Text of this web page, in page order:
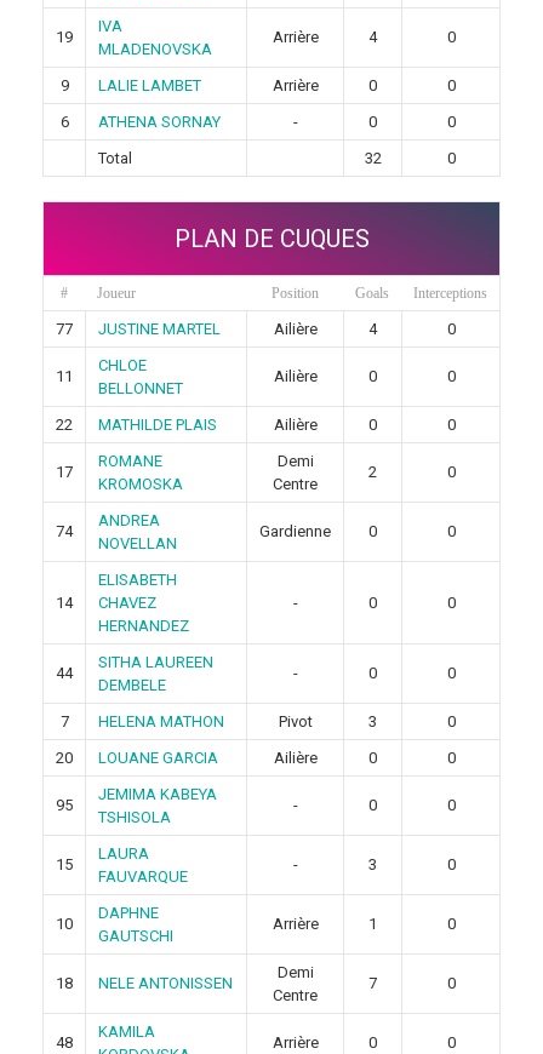
19
IVA
MLADENOVSKA
Arrière 4 0
9 LALIE LAMBET Arrière 0
0
6
ATHENA SORNAY - 0
0
Total
32 0
PLAN DE CUQUES
# Joueur Position Goals Interceptions
77 JUSTINE MARTEL Ailière 4 0
11
CHLOE
BELLONNET
Ailière 0 0
22 MATHILDE PLAIS Ailière 0 0
17
ROMANE
KROMOSKA
Demi
Centre
2 0
74
ANDREA
NOVELLAN
Gardienne 0 0
14
ELISABETH
CHAVEZ
HERNANDEZ
- 0 0
44
SITHA LAUREEN
DEMBELE
- 0 0
7 HELENA MATHON Pivot 3
0
20
LOUANE GARCIA Ailière 0 0
95
JEMIMA KABEYA
TSHISOLA
- 0 0
15
LAURA
FAUVARQUE
- 3 0
10
DAPHNE
GAUTSCHI
Arrière 1 0
18 NELE ANTONISSEN
Demi
Centre
7 0
48
KAMILA
Arrière 0 0